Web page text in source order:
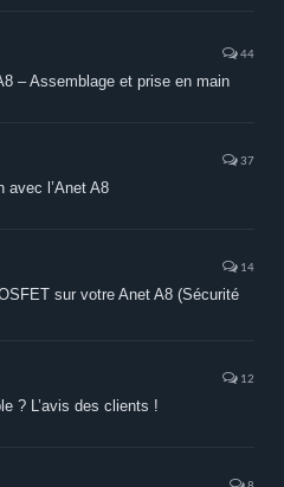
44
– Assemblage et prise en main
37
avec l’Anet A8
14
sur votre Anet A8 (Sécurité
12
? L’avis des clients !